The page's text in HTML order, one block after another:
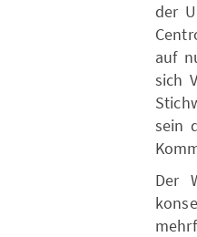
der
auf
sich
sein
Der